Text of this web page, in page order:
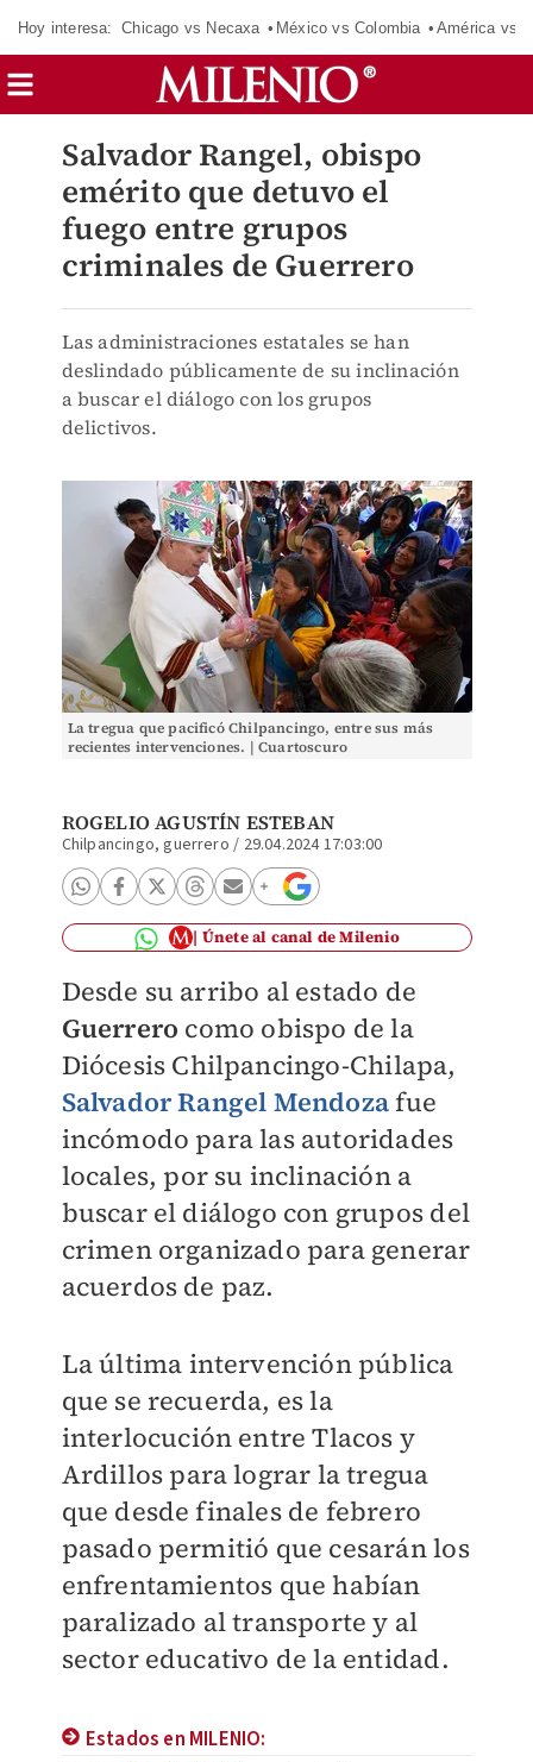
Hoy interesa: Chicago vs Necaxa México vs Colombia América vs
Salvador Rangel, obispo
emérito que detuvo el
fuego entre grupos
criminales de Guerrero
Las administraciones estatales se han
deslindado públicamente de su inclinación
a buscar el diálogo con los grupos
delictivos.
La tregua que pacificó Chilpancingo, entre sus más
recientes intervenciones. | Cuartoscuro
ROGELIO AGUSTÍN ESTEBAN
Chilpancingo, guerrero / 29.04.2024 17:03:00
Únete al canal de Milenio
Desde su arribo al estado de
Guerrero como obispo de la
Diócesis Chilpancingo-Chilapa,
Salvador Rangel Mendozafue
incómodo para las autoridades
locales, por su inclinación a
buscar el diálogo con grupos del
crimen organizado para generar
acuerdos de paz.
La última intervención pública
que se recuerda, es la
interlocución entre Tlacos y
Ardillos para lograr la tregua
que desde finales de febrero
pasado permitió que cesarán los
enfrentamientos que habían
paralizado al transporte y al
sector educativo de la entidad.
Estados en MILENIO: